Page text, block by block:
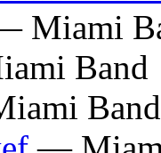
Miami
Band
Band